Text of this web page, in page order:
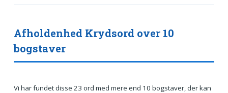
Afholdenhed Krydsord over 10
bogstaver
Vi har fundet disse 23 ord med mere end 10 bogstaver, der kan